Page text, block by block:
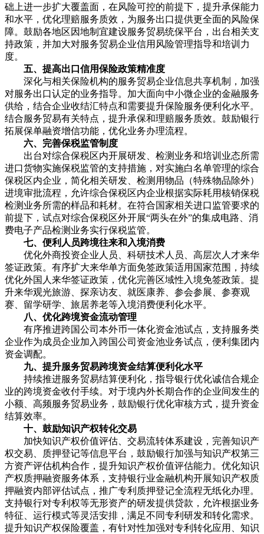
础上进一步扩大覆盖面，在风险可控的前提下，提升承保能力
和水平，优化理赔服务质效，为服务出口提供更全面的风险保
障。鼓励各地区因地制宜建设服务贸易统保平台，出台相关支
持政策，并加大对服务贸易企业信用风险管理指导和培训力
度。
五、提高出口信用保险政策精准度
深化与相关保险机构的服务贸易企业信息共享机制，加强
对服务出口认定的业务指导。加大面向中小微企业的金融服务
供给，结合企业收结汇特点和需要提升保险服务便利化水平。
结合服务贸易有关特点，提升承保和理赔服务质效。鼓励银行
拓展保单融资增信功能，优化业务办理流程。
六、完善保税监管制度
出台对综合保税区内开展研发、检测业务和培训业态所需
进口货物实施保税监管的支持措施，对实施白名单管理的综合
保税区内企业，简化相关研发、检测用物品（特殊物品除外）
进境审批流程，允许综合保税区内企业根据实际耗用核销保税
检测业务所需的样品和耗材。在符合国家相关进口监管要求的
前提下，试点对综合保税区外开展“两头在外”的集成电路、消
费电子产品检测业务实行保税监管。
七、便利人员跨境往来和入境消费
优化外商投资企业人员、科研技术人员、高层次人才来华
签证政策。有序扩大来华单方面免签政策适用国家范围，持续
优化外国人来华签证政策，优化完善区域性入境免签政策。提
升来华观光旅游、探亲访友、就医康养、参会参展、参赛观
赛、留学研学、旅居养老等入境消费便利化水平。
八、优化跨境资金流动管理
有序推进跨国公司本外币一体化资金池试点，支持服务类
企业作为成员企业加入跨国公司资金池业务试点，便利集团内
资金调配。
九、提升服务贸易跨境资金结算便利化水平
持续推进服务贸易结算便利化，指导银行优化诚信合规企
业的跨境资金收付手续。对于境内外长期合作的企业间发生的
小额、高频服务贸易业务，鼓励银行优化审核方式，提升资金
结算效率。
十、鼓励知识产权转化交易
加快知识产权价值评估、交易流转体系建设，完善知识产
权交易、质押登记等信息平台，鼓励银行加强与知识产权第三
方资产评估机构合作，提升知识产权价值评估能力。优化知识
产权质押融资服务体系，支持银行业金融机构开展知识产权质
押融资内部评估试点，推广专利质押登记全流程无纸化办理。
支持银行对专利权等无形资产的研发提供贷款，允许根据业务
特征、运行模式等灵活安排，满足不同专利研发和转化需求。
提升知识产权保险覆盖，有针对性加强对专利转化应用、知识